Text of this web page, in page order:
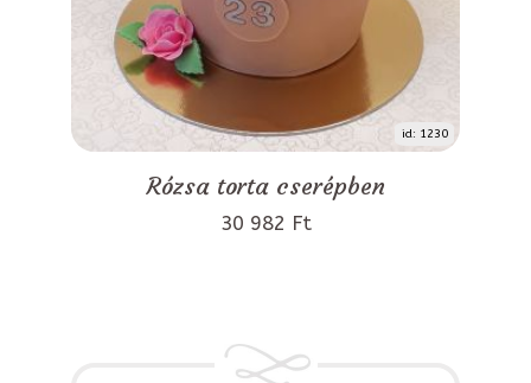
id: 1230
Rózsa torta cserépben
30 982 Ft